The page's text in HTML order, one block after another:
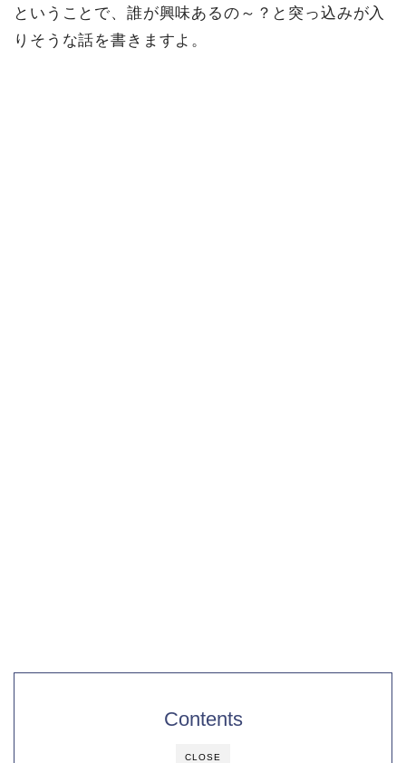
ということで、誰が興味あるの～？と突っ込みが入
りそうな話を書きますよ。
CLOSE
Contents